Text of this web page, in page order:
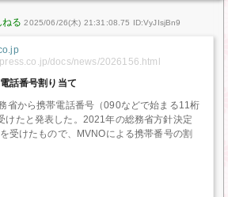
2025/06/26(木) 21:31:08.75 ID:VyJIsjBn9
docs/news/2026156.html
話番号割り当て
省から携帯電話番号（090などで始まる11桁
けたと発表した。2021年の総務省方針決定
受けたもので、MVNOによる携帯番号の割